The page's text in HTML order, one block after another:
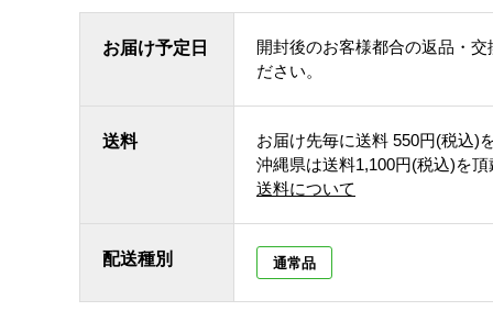
お届け予定日
開封後のお客様都合の返品・
ださい。
送料 お届け先毎に送料 550円(税込)
沖縄県は送料1,100円(税込)を
送料について
配送種別 通常品